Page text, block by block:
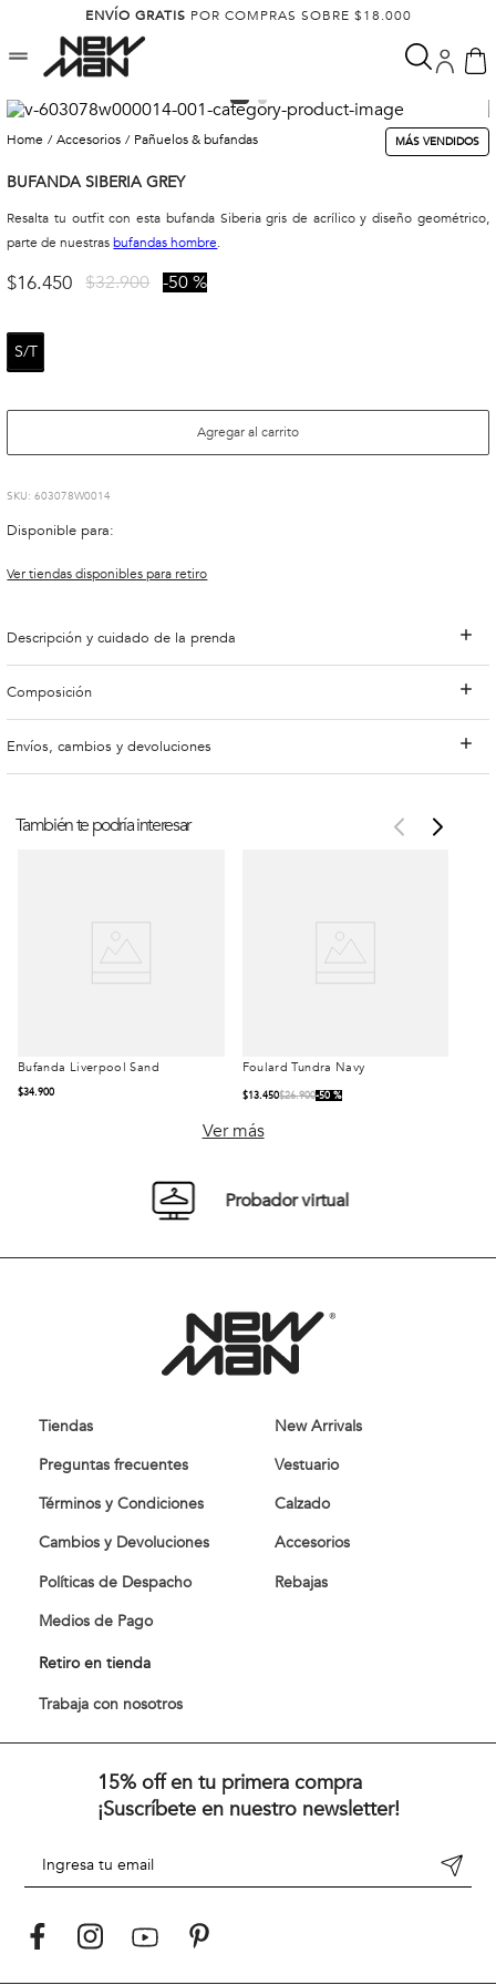
ENVÍO GRATIS POR COMPRAS SOBRE $18.000
accesorios pañuelos & bufandas MÁS VENDIDOS
BUFANDA SIBERIA GREY
Resalta tu outfit con esta bufanda Siberia gris de acrílico y diseño geométrico,
parte de nuestrasbufandas hombre.
$16.450 $32.900 50 %
S/T
Agregar al carrito
:603078W0014
Disponible para:
Ver tiendas disponibles para retiro
Descripción y cuidado de la prenda
Composición
Envíos, cambios y devoluciones
También te podría interesar
Bufanda Liverpool Sand
$34.900
Talla
Foulard Tundra Navy
$13.450$26.900 50 %
Talla
Comprar
Ver más
Probador virtual
Tiendas
Preguntas frecuentes
Términos y Condiciones
Cambios y Devoluciones
Políticas de Despacho
Medios de Pago
Retiro en tienda
Trabaja con nosotros
New Arrivals
Vestuario
Calzado
Accesorios
Rebajas
15% off en tu primera compra
¡Suscríbete en nuestro newsletter!